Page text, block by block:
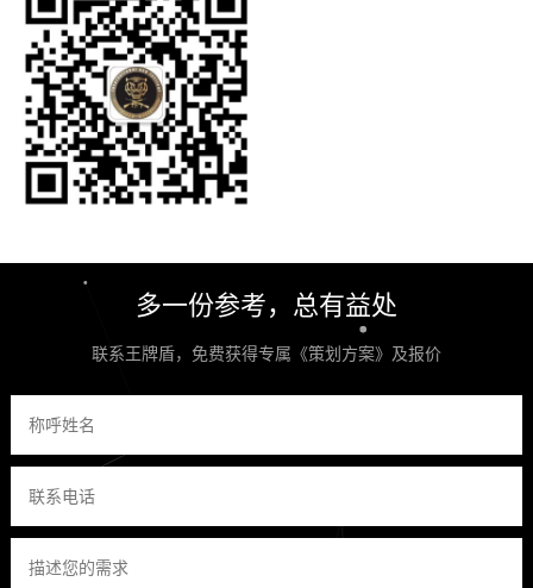
多一份参考，总有益处
联系王牌盾，免费获得专属《策划方案》及报价